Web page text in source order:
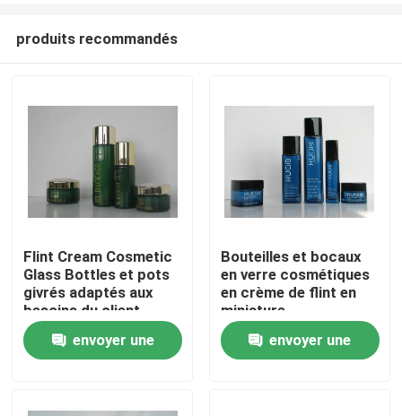
Produits
À propos de nous
produits recommandés
Flint Cream Cosmetic
Glass Bottles et pots
givrés adaptés aux
besoins du client
100ML 40ML
envoyer une
Bouteilles et bocaux
en verre cosmétiques
en crème de flint en
miniature
personnalisés
envoyer une